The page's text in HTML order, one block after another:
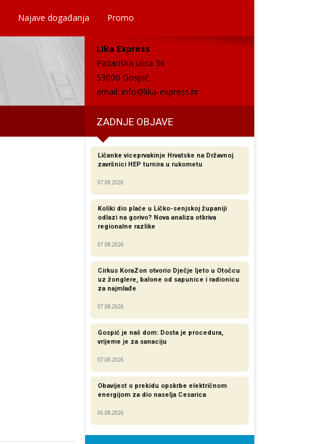
Najave događanja Promo
Lika Express
Pazariška ulica 36
53000 Gospić
email: info@lika-express.hr
ZADNJE OBJAVE
Ličanke viceprvakinje Hrvatske na Državnoj
završnici HEP turnira u rukometu
07.08.2026
Koliki dio plaće u Ličko-senjskoj županiji
odlazi na gorivo? Nova analiza otkriva
regionalne razlike​
07.08.2026
Cirkus KoraZon otvorio Dječje ljeto u Otočcu
uz žonglere, balone od sapunice i radionicu
za najmlađe
07.08.2026
Gospić je naš dom: Dosta je procedura,
vrijeme je za sanaciju
07.08.2026
Obavijest o prekidu opskrbe električnom
energijom za dio naselja Cesarica
06.08.2026